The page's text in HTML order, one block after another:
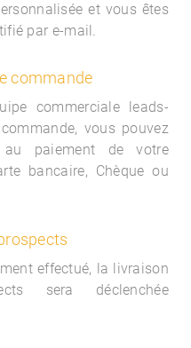
et vous êtes
par e-mail.
commande
commerciale leads-
vous pouvez
au paiement de votre
bancaire, Chèque ou
effectué, la livraison
sera déclenchée